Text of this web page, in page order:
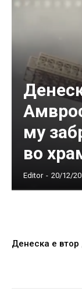
му
во
Editor - 20/12/
Денеска е втор